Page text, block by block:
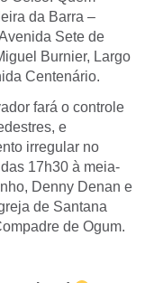
da Barra –
Sete de
Burnier, Largo
Centenário.
fará o controle
e
irregular no
17h30 à meia-
Denny Denan e
de Santana
de Ogum.